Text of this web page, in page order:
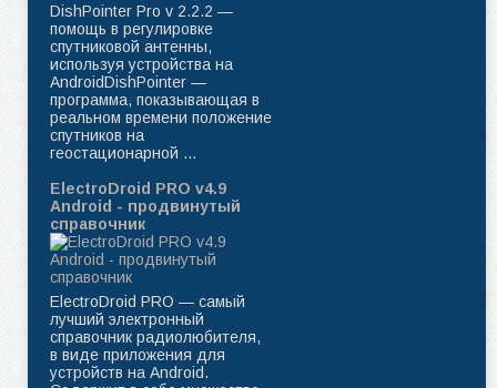
DishPointer Pro v 2.2.2 —
помощь в регулировке
спутниковой антенны,
используя устройства на
AndroidDishPointer —
программа, показывающая в
реальном времени положение
спутников на
геостационарной ...
ElectroDroid PRO v4.9
Android - продвинутый
справочник
ElectroDroid PRO — самый
лучший электронный
справочник радиолюбителя,
в виде приложения для
устройств на Android.